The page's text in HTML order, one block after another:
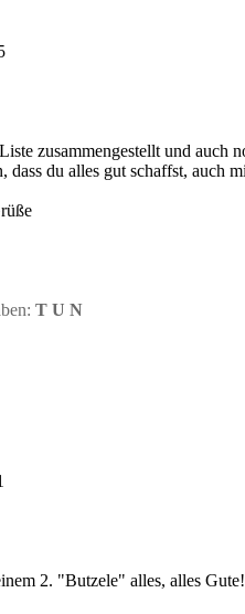
zusammengestellt und auch
dass du alles gut schaffst, auch
T U N
2. "Butzele" alles, alles Gute!